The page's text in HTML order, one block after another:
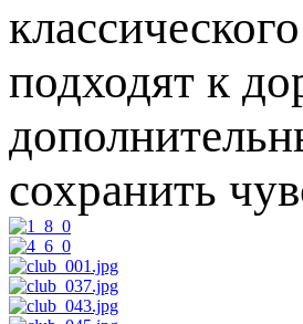
подходят к
сохранить